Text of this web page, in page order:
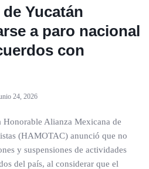
Yucatán
a paro nacional
con
24, 2026
Honorable Alianza Mexicana de
(HAMOTAC) anunció que no
y suspensiones de actividades
del país, al considerar que el